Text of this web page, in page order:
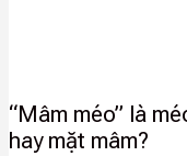
“Mâm méo” là
hay mặt mâm?